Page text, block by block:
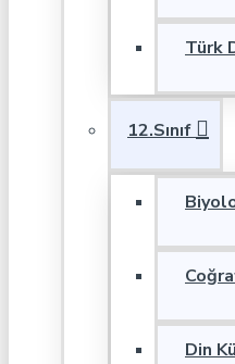
Türk
12.Sınıf
Din